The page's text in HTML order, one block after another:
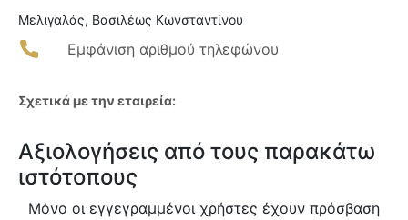
Μελιγαλάς, Βασιλέως Κωνσταντίνου
Εμφάνιση αριθμού τηλεφώνου
Σχετικά με την εταιρεία:
Αξιολογήσεις από τους παρακάτω
ιστότοπους
Μόνο οι εγγεγραμμένοι χρήστες έχουν πρόσβαση